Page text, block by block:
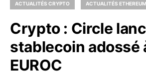
ACTUALITÉS CRYPTO ACTUALITÉS ETHEREUM
Crypto : Circle
stablecoin adossé
EUROC